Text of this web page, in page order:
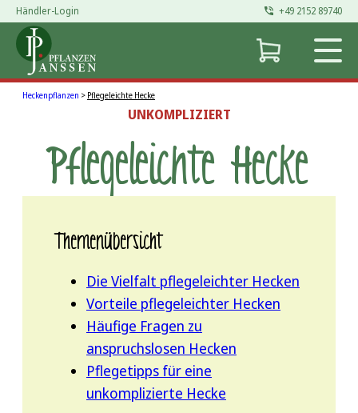
Händler-Login +49 2152 89740
Heckenpflanzen > Pflegeleichte Hecke
UNKOMPLIZIERT
Pflegeleichte Hecke
Themenübersicht
Die Vielfalt pflegeleichter Hecken
Vorteile pflegeleichter Hecken
Häufige Fragen zu
anspruchslosen Hecken
Pflegetipps für eine
unkomplizierte Hecke